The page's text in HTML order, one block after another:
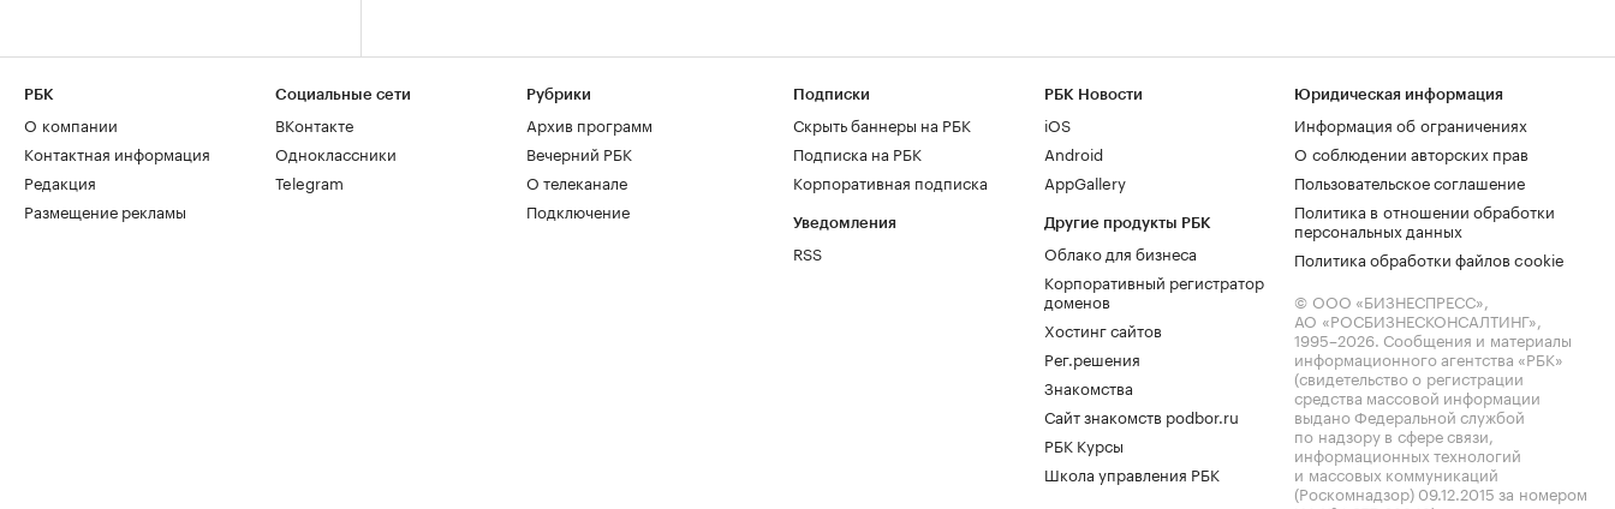
РБК
О компании
Контактная информация
Редакция
Размещение рекламы
Социальные сети
ВКонтакте
Одноклассники
Telegram
Рубрики
Архив программ
Вечерний РБК
О телеканале
Подключение
Подписки
Скрыть баннеры на РБК
Подписка на РБК
Корпоративная подписка
Уведомления
RSS
РБК Новости
iOS
Android
AppGallery
Другие продукты РБК
Облако для бизнеса
Корпоративный регистратор
доменов
Хостинг сайтов
Рег.решения
Знакомства
Сайт знакомств podbor.ru
РБК Курсы
Школа управления РБК
Юридическая информация
Информация об ограничениях
О соблюдении авторских прав
Пользовательское соглашение
Политика в отношении обработки
персональных данных
Политика обработки файлов cookie
© ООО «БИЗНЕСПРЕСС»,
АО «РОСБИЗНЕСКОНСАЛТИНГ»,
1995–2026. Сообщения и материалы
информационного агентства «РБК»
(свидетельство о регистрации
средства массовой информации
выдано Федеральной службой
по надзору в сфере связи,
информационных технологий
и массовых коммуникаций
(Роскомнадзор) 09.12.2015 за номером